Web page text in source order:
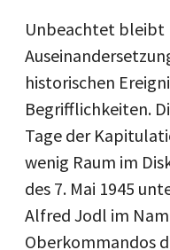
Unbeachtet bleibt
historischen
Begrifflichkeiten.
Tage der
wenig Raum im
des 7. Mai 1945
Alfred Jodl im
Oberkommandos